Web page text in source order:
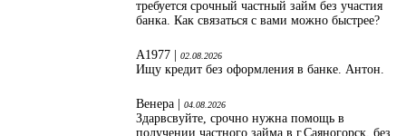
требуется срочный частный займ без участия
банка. Как связаться с вами можно быстрее?
А1977 | 02.08.2026
Ищу кредит без оформления в банке. Антон.
Венера | 04.08.2026
Здарвсвуйте, срочно нужна помощь в
получении частного займа в г.Саяногорск, без